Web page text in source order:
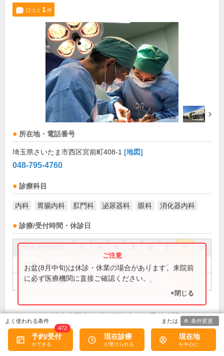
口コミ 1件
所在地・電話番号
埼玉県さいたま市西区宮前町408-1 [地図]
048-795-4760
診療科目
内科 胃腸内科 肛門科 泌尿器科 眼科 消化器内科
診療/受付時間・休診日
祝
8:30～11:30 ● ● ● ● ●
16:00～17:30 ●
お盆(8月中旬)は休診・休業の場合があります。来院前
に必ず医療機関に直接ご確認ください。
×閉じる
備考:
診療時間表は「一般診療」の受付時間となりま
す。
【眼科】
予約/受付
472
現在診療 現在地
条件変更